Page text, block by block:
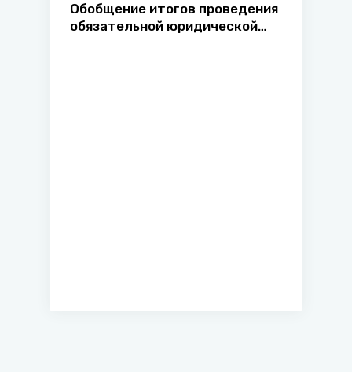
Обобщение итогов проведения
обязательной юридической